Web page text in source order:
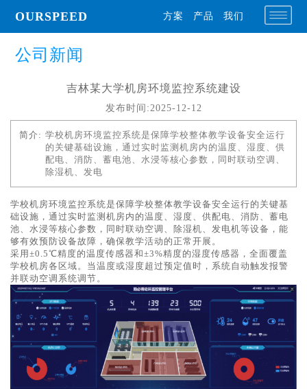
OURSPEED 方案 产品 我们
公司新闻
吉林某大学机房环境监控系统建设
发布时间:2025-12-12
简介: 学校机房环境监控系统是保障学校整体教学设备安全运行
的关键基础设施，通过实时监测机房内的温度、湿度、供
配电、消防、蓄电池、水浸等核心参数，同时联动空调、
除湿机、发电
学校机房环境监控系统是保障学校整体教学设备安全运行的关键基
础设施，通过实时监测机房内的温度、湿度、供配电、消防、蓄电
池、水浸等核心参数，同时联动空调、除湿机、发电机等设备，能
够有效预防设备故障，确保教学活动的正常开展。
采用±0.5℃精度的温度传感器和±3%精度的湿度传感器，全面覆盖
学校机房各区域。当温度或湿度超过预定值时，系统自动触发报警
并联动空调系统调节。